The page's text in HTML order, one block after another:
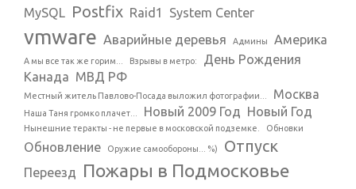
MySQL Postfix Raid1 System Center
vmware Аварийные деревья Админы Америка
А мы все так же горим... Взрывы в метро:
День Рождения
Канада МВД РФ
Местный житель Павлово-Посада выложил фотографии... Москва
Наша Таня громко плачет... Новый 2009 Год Новый Год
Нынешние теракты - не первые в московской подземке. Обновки
Обновление Оружие самообороны... %) Отпуск
Переезд Пожары в Подмосковье